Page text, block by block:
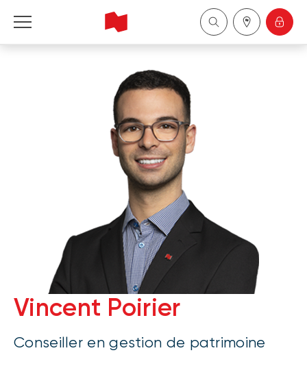
Vincent Poirier
Conseiller en gestion de patrimoine